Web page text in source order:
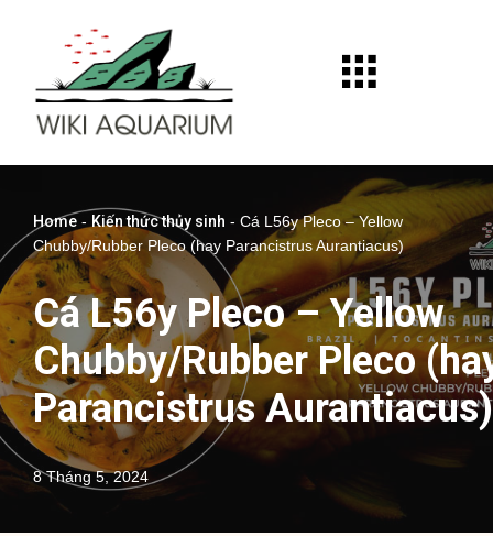
Chuyển
tới
nội
dung
Home - Kiến thức thủy sinh - Cá L56y Pleco – Yellow
Chubby/Rubber Pleco (hay Parancistrus Aurantiacus)
Cá L56y Pleco – Yellow
Chubby/Rubber Pleco
Parancistrus Aurantiacus)
8 Tháng 5, 2024